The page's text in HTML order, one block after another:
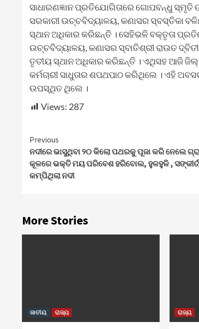
ସାଧାରଣଜ୍ଞାନ ପ୍ରତିଯୋଗିତାରେ ଗୋପବନ୍ଧୁ
ସରକାରୀ ଉଚ୍ଚବିଦ୍ୟାଳୟ, କଣାସର ସ୍ବସ୍ତିକା
ସ୍ଥାନ ଅଧିକାର କରିଛନ୍ତି । ସେହିଭଳି ବକ୍ତୃତା
ଉଚ୍ଚବିଦ୍ୟାଳୟ, କଣାସର ସ୍ବାତିଶ୍ରୀ ରାଉତ
ତୃତୀୟ ସ୍ଥାନ ଅଧିକାର କରିଛନ୍ତି । ଏଥିସହ ଆଜି
କର୍ମଚାରୀ ସାଧୁତାର ଶପଥପାଠ କରିଥିଲେ । ଏହି
ଉପସ୍ଥିତ ଥିଲେ ।
Views: 287
Continue
Reading
Previous
ନଦୀରେ ଭାସୁଥିବା ୨୦ କିଲୋ ପଥରକୁ ପୂଜା କରି ନେଲେ
କୂଳରେ ଭକ୍ତି ମୟ ପରିବେଶ ହରିବୋଲ, ହୁଳହୁଳି ,
କମ୍ପିଥିଲା ନଦୀ
More Stories
ଜାତୀୟ ରାଜ୍ୟ ରାଜ୍ୟ